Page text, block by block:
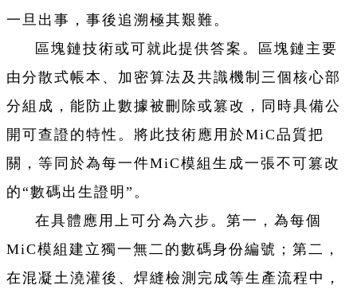
一旦出事，事後追溯極其艱難。
區塊鏈技術或可就此提供答案。區塊鏈主要
由分散式帳本、加密算法及共識機制三個核心部
分組成，能防止數據被刪除或篡改，同時具備公
開可查證的特性。將此技術應用於MiC品質把
關，等同於為每一件MiC模組生成一張不可篡改
的“數碼出生證明”。
在具體應用上可分為六步。第一，為每個
MiC模組建立獨一無二的數碼身份編號；第二，
在混凝土澆灌後、焊縫檢測完成等生產流程中，